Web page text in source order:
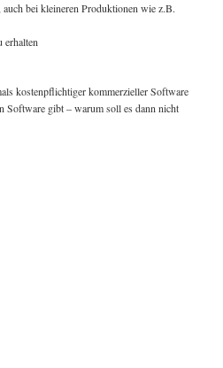
bei kleineren Produktionen wie z.B.
erhalten
kostenpflichtiger kommerzieller Software
Software gibt – warum soll es dann nicht